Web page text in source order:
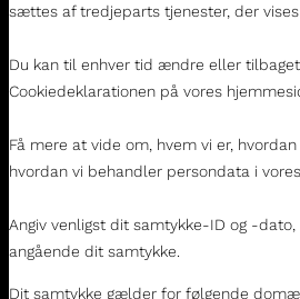
sættes af tredjeparts tjenester, der vises
Du kan til enhver tid ændre eller
Cookiedeklarationen på vores
Få mere at vide om, hvem vi er,
hvordan vi behandler persondata i
Angiv venligst dit samtykke-ID og -
angående dit samtykke.
Dit samtykke gælder for følgende